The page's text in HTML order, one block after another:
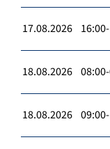
17.08.2026
18.08.2026
18.08.2026